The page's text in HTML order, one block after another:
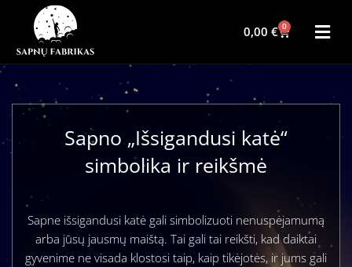
0,00 € 0
Sapno „Išsigandusi katė“
simbolika ir reikšmė
Sapne išsigandusi katė gali simbolizuoti nenuspėjamumą
arba jūsų jausmų maištą. Tai gali tai reikšti, kad daiktai
gyvenime ne visada klostosi taip, kaip tikėjotės, ir jums gali